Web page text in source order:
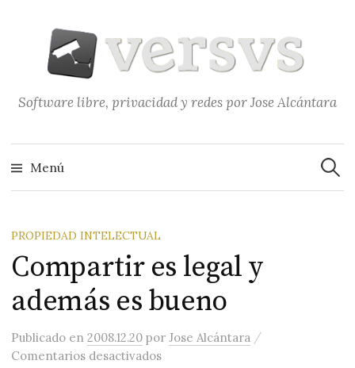
contenido
Software libre, privacidad y redes por Jose Alcántara
Menú
PROPIEDAD INTELECTUAL
Compartir es legal y
además es bueno
Publicado en2008.12.20 porJose Alcántara /
Comentarios desactivadosen Compartir es legal y además